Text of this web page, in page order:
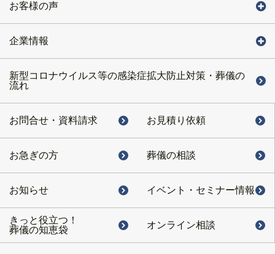
お客様の声
企業情報
新型コロナウイルス等の感染症拡大防止対策・葬儀の
流れ
お問合せ・ 資料請求 お見積り依頼
お急ぎの方 葬儀の相談
お知らせ イベント・ セミナー情報
きっと役立つ！
葬儀の知恵袋
オンライン相談